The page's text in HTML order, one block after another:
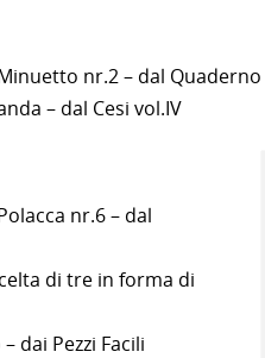
nr.2 – dal
– dal Cesi vol.IV
nr.6 – dal
di tre in forma di
dai Pezzi Facili